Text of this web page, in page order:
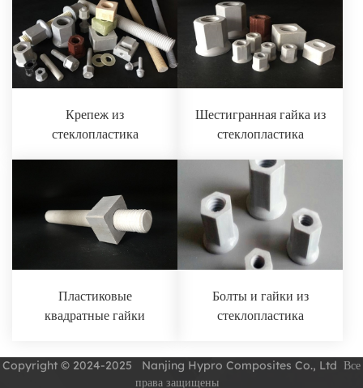
Крепеж из
стеклопластика
Шестигранная гайка из
стеклопластика
Пластиковые
квадратные гайки
Болты и гайки из
стеклопластика
Copyright © 2024-2025 Nanjing Hypro Composites Co., Ltd Все
права защищены